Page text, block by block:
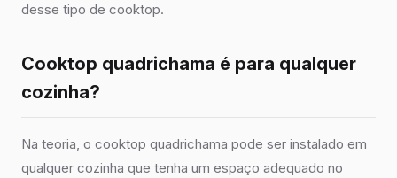
desse tipo de cooktop.
Cooktop quadrichama é para qualquer
cozinha?
Na teoria, o cooktop quadrichama pode ser instalado em
qualquer cozinha que tenha um espaço adequado no